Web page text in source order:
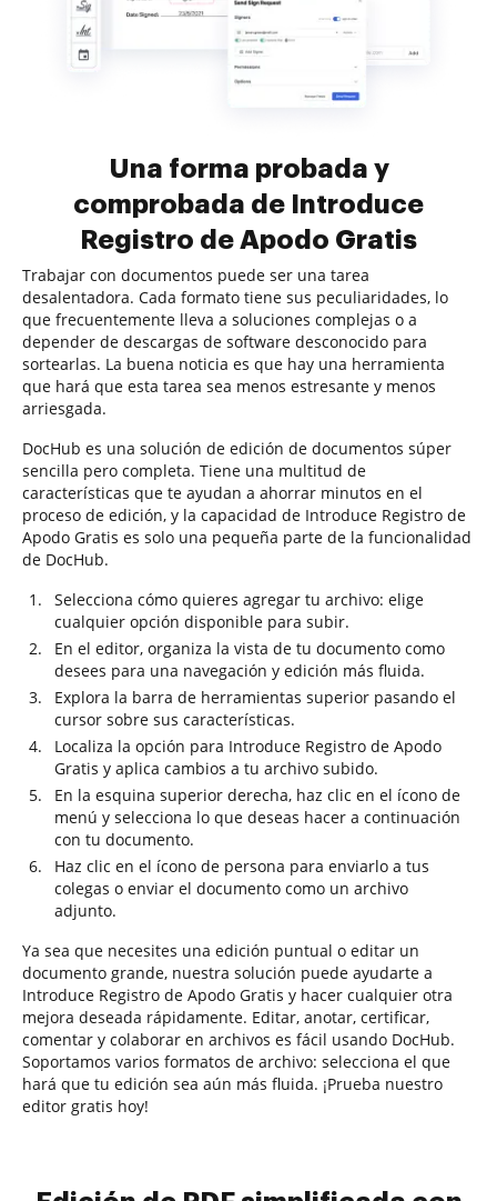
Una forma probada y
comprobada de Introduce
Registro de Apodo Gratis
Trabajar con documentos puede ser una tarea
desalentadora. Cada formato tiene sus peculiaridades, lo
que frecuentemente lleva a soluciones complejas o a
depender de descargas de software desconocido para
sortearlas. La buena noticia es que hay una herramienta
que hará que esta tarea sea menos estresante y menos
arriesgada.
DocHub es una solución de edición de documentos súper
sencilla pero completa. Tiene una multitud de
características que te ayudan a ahorrar minutos en el
proceso de edición, y la capacidad de Introduce Registro de
Apodo Gratis es solo una pequeña parte de la funcionalidad
de DocHub.
Selecciona cómo quieres agregar tu archivo: elige
cualquier opción disponible para subir.
En el editor, organiza la vista de tu documento como
desees para una navegación y edición más fluida.
Explora la barra de herramientas superior pasando el
cursor sobre sus características.
Localiza la opción para Introduce Registro de Apodo
Gratis y aplica cambios a tu archivo subido.
En la esquina superior derecha, haz clic en el ícono de
menú y selecciona lo que deseas hacer a continuación
con tu documento.
Haz clic en el ícono de persona para enviarlo a tus
colegas o enviar el documento como un archivo
adjunto.
Ya sea que necesites una edición puntual o editar un
documento grande, nuestra solución puede ayudarte a
Introduce Registro de Apodo Gratis y hacer cualquier otra
mejora deseada rápidamente. Editar, anotar, certificar,
comentar y colaborar en archivos es fácil usando DocHub.
Soportamos varios formatos de archivo: selecciona el que
hará que tu edición sea aún más fluida. ¡Prueba nuestro
editor gratis hoy!